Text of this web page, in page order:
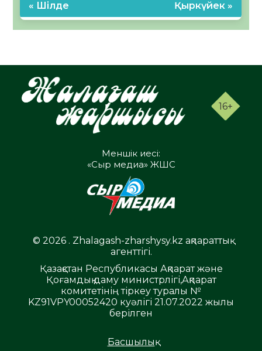
« Шілде Қыркүйек »
16+
Меншік иесі:
«Сыр медиа» ЖШС
© 2026 . Zhalagash-zharshysy.kz ақпараттық
агенттігі.
Қазақстан Республикасы Ақпарат және
Қоғамдық даму министрлігі,Ақпарат
комитетінің тіркеу туралы №
KZ91VPY00052420 куәлігі 21.07.2022 жылы
берілген
Басшылық